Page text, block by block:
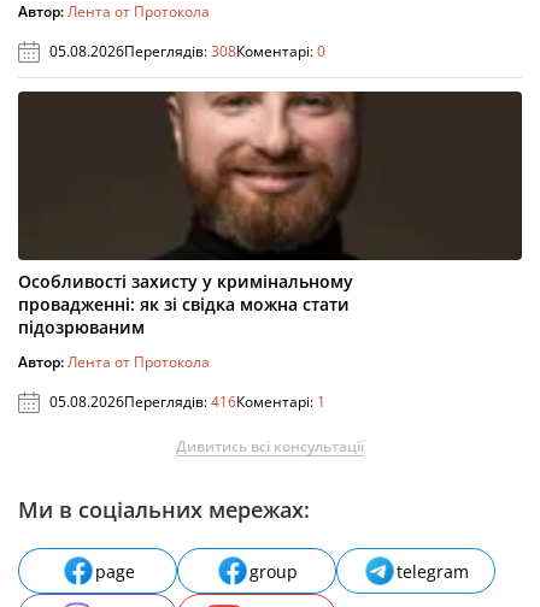
Автор:Лента от Протокола
05.08.2026Переглядів:308Коментарі:0
Особливості захисту у кримінальному
провадженні: як зі свідка можна стати
підозрюваним
Автор:Лента от Протокола
05.08.2026Переглядів:416Коментарі: 1
Дивитись всі консультації
Ми в соціальних мережах:
page group
telegram